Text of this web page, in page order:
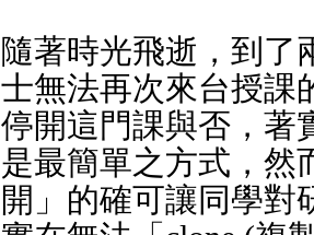
隨著時光飛逝，到了
士無法再次來台授課
停開這門課與否，著
是最簡單之方式，然
開」的確可讓同學對